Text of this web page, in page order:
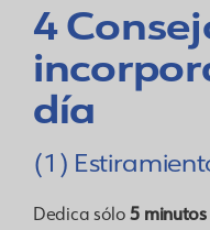
4
día
(1)
Dedica sólo5